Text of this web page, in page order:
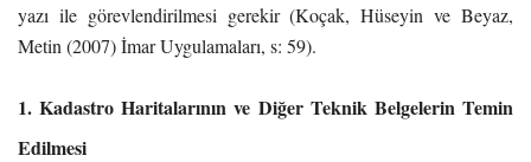
yazı ile görevlendirilmesi gerekir (Koçak, Hüseyin ve Beyaz,
Metin (2007) İmar Uygulamaları, s: 59).
1. Kadastro Haritalarının ve Diğer Teknik Belgelerin Temin
Edilmesi